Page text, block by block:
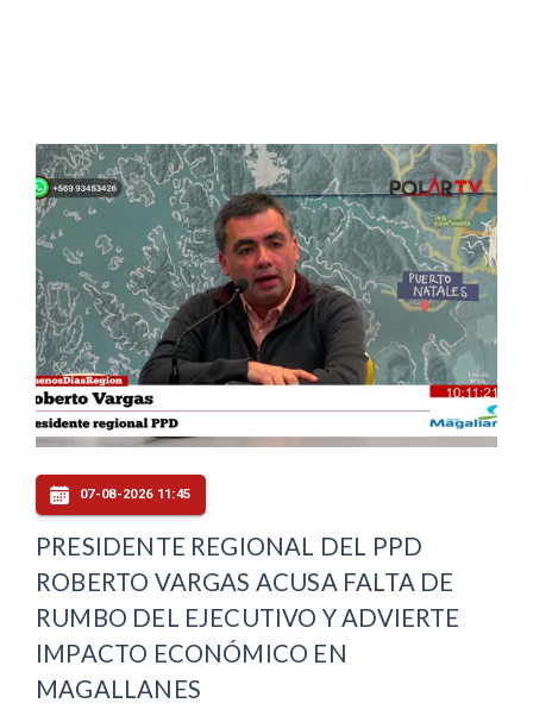
07-08-2026 11:45
PRESIDENTE REGIONAL DEL PPD
ROBERTO VARGAS ACUSA FALTA DE
RUMBO DEL EJECUTIVO Y ADVIERTE
IMPACTO ECONÓMICO EN
MAGALLANES